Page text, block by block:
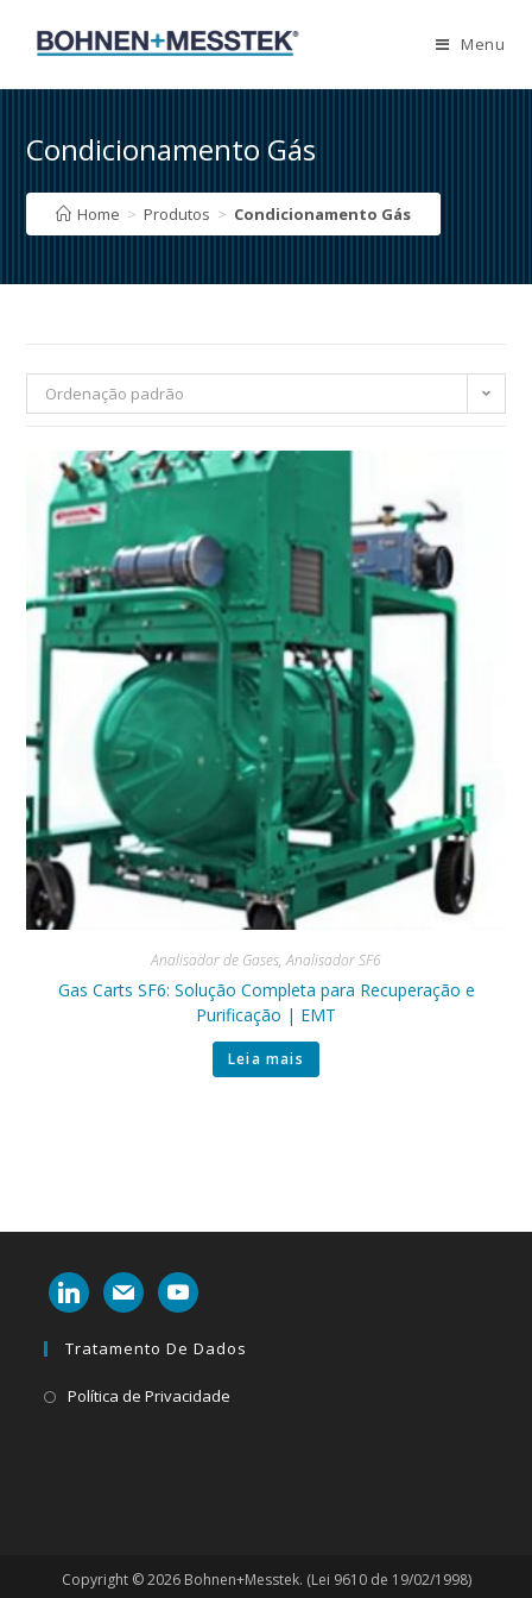
Menu
Condicionamento Gás
Home > Produtos > Condicionamento Gás
Ordenação padrão
Analisador de Gases,Analisador SF6
Gas Carts SF6: Solução Completa para Recuperação e
Purificação | EMT
Leia mais
linkedinmail youtube
Tratamento De Dados
Política de Privacidade
Copyright © 2026 Bohnen+Messtek. (Lei 9610 de 19/02/1998)